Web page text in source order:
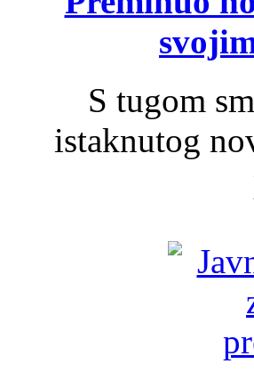
S tugom
istaknutog